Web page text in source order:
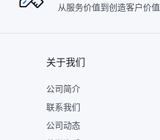
从服务价值到创造客户价值
关于我们
公司简介
联系我们
公司动态